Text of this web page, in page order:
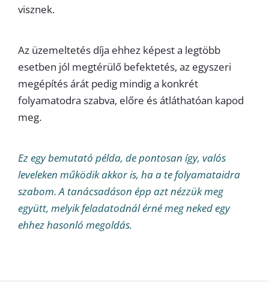
visznek.
Az üzemeltetés díja ehhez képest a legtöbb
esetben jól megtérülő befektetés, az egyszeri
megépítés árát pedig mindig a konkrét
folyamatodra szabva, előre és átláthatóan kapod
meg.
Ez egy bemutató példa, de pontosan így, valós
leveleken működik akkor is, ha a te folyamataidra
szabom. A tanácsadáson épp azt nézzük meg
együtt, melyik feladatodnál érné meg neked egy
ehhez hasonló megoldás.